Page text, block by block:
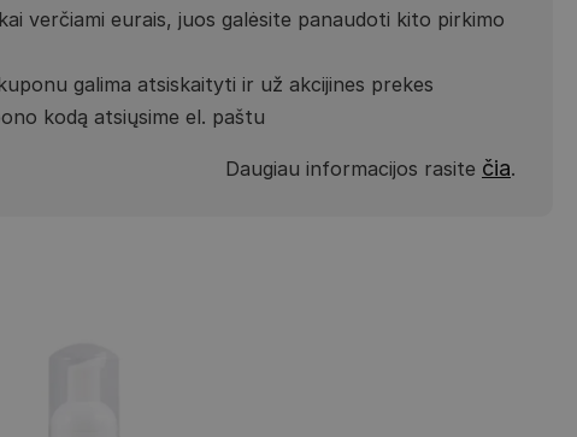
verčiami eurais, juos galėsite panaudoti kito pirkimo
galima atsiskaityti ir už akcijines prekes
kodą atsiųsime el. paštu
Daugiau informacijos rasite čia.